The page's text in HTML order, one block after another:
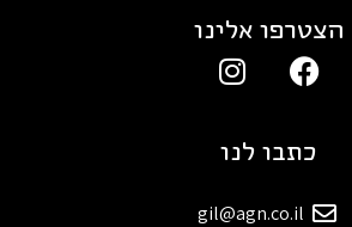
כתבו לנו
gil@agn.co.il
הצטרפו אלינו